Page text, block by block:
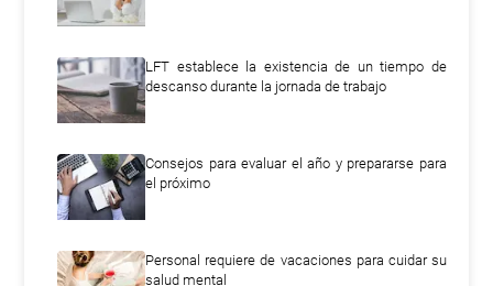
LFT establece la existencia de un tiempo de
descanso durante la jornada de trabajo
Consejos para evaluar el año y prepararse para
el próximo
Personal requiere de vacaciones para cuidar su
salud mental